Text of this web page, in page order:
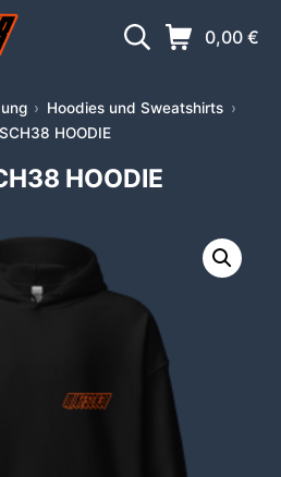
Suche
Warenkorb
0,00 €
Hoodies und Sweatshirts
HOODIE
HOODIE